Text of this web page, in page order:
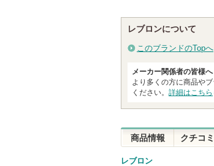
レブロンについて
このブランドのTopへ
メーカー関係者の皆様へ
より多くの方に商品や
ください。 詳細はこちら
商品情報 クチコミ
レブロン